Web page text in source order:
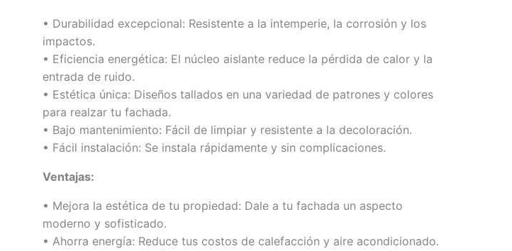
• Durabilidad excepcional: Resistente a la intemperie, la corrosión y los
impactos.
• Eficiencia energética: El núcleo aislante reduce la pérdida de calor y la
entrada de ruido.
• Estética única: Diseños tallados en una variedad de patrones y colores
para realzar tu fachada.
• Bajo mantenimiento: Fácil de limpiar y resistente a la decoloración.
• Fácil instalación: Se instala rápidamente y sin complicaciones.
Ventajas:
• Mejora la estética de tu propiedad: Dale a tu fachada un aspecto
moderno y sofisticado.
• Ahorra energía: Reduce tus costos de calefacción y aire acondicionado.